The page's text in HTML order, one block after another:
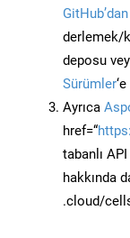
derlemek/
deposu
Sürümler
Ayrıca
href=“
tabanlı
hakkında
.cloud/